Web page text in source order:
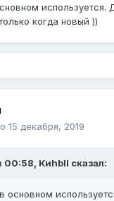
используется.
когда новый ))
15 декабря, 2019
00:58, Киhbll сказал:
основном